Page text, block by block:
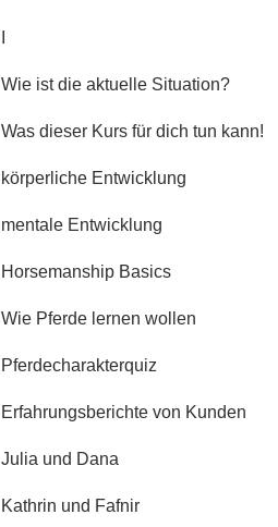
Wie ist die aktuelle Situation?
Was dieser Kurs für dich tun kann!
körperliche Entwicklung
mentale Entwicklung
Horsemanship Basics
Wie Pferde lernen wollen
Pferdecharakterquiz
Erfahrungsberichte von Kunden
Julia und Dana
Kathrin und Fafnir